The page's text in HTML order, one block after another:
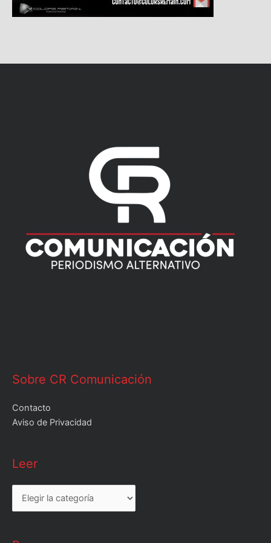
Sobre CR Comunicación
Contacto
Aviso de Privacidad
Leer
Leer